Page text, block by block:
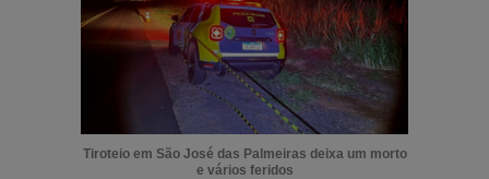
Tiroteio em São José das Palmeiras deixa um morto
e vários feridos